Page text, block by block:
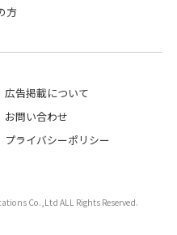
方
広告掲載について
お問い合わせ
プライバシーポリシー
Co.,Ltd ALL Rights Reserved.